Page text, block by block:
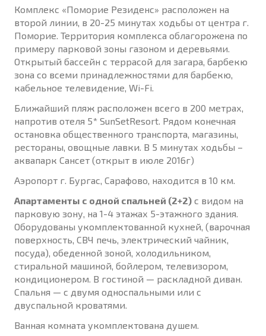
Комплекс «Поморие Резиденс» расположен на
второй линии, в 20-25 минутах ходьбы от центра г.
Поморие. Территория комплекса облагорожена по
примеру парковой зоны газоном и деревьями.
Открытый бассейн с террасой для загара, барбекю
зона со всеми принадлежностями для барбекю,
кабельное телевидение, Wi-Fi.
Ближайший пляж расположен всего в 200 метрах,
напротив отеля 5* SunSetResort. Рядом конечная
остановка общественного транспорта, магазины,
рестораны, овощные лавки. В 5 минутах ходьбы –
аквапарк Сансет (открыт в июле 2016г)
Аэропорт г. Бургас, Сарафово, находится в 10 км.
Апартаменты с одной спальней (2+2) с видом на
парковую зону, на 1-4 этажах 5-этажного здания.
Оборудованы укомплектованной кухней, (варочная
поверхность, СВЧ печь, электрический чайник,
посуда), обеденной зоной, холодильником,
стиральной машиной, бойлером, телевизором,
кондиционером. В гостиной — раскладной диван.
Спальня — с двумя односпальными или с
двуспальной кроватями.
Ванная комната укомплектована душем.